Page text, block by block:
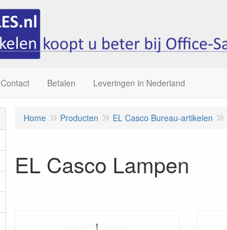
Contact Betalen Leveringen in Nederland
Home Producten EL Casco Bureau-artikelen
EL Casco Lampen